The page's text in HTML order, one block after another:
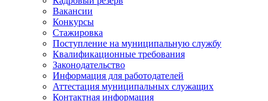
Вакансии
Конкурсы
Стажировка
Поступление на муниципальную службу
Квалификационные требования
Законодательство
Информация для работодателей
Аттестация муниципальных служащих
Контактная информация